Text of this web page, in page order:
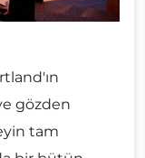
gözden
tam